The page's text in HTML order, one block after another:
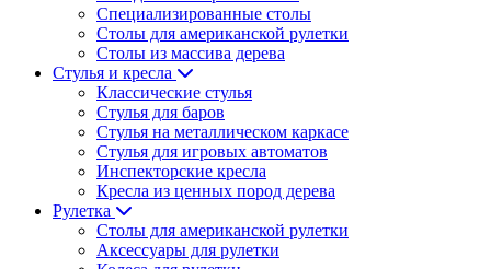
Специализированные столы
Столы для американской рулетки
Столы из массива дерева
Стулья и кресла
Классические стулья
Стулья для баров
Стулья на металлическом каркасе
Стулья для игровых автоматов
Инспекторские кресла
Кресла из ценных пород дерева
Рулетка
Столы для американской рулетки
Аксессуары для рулетки